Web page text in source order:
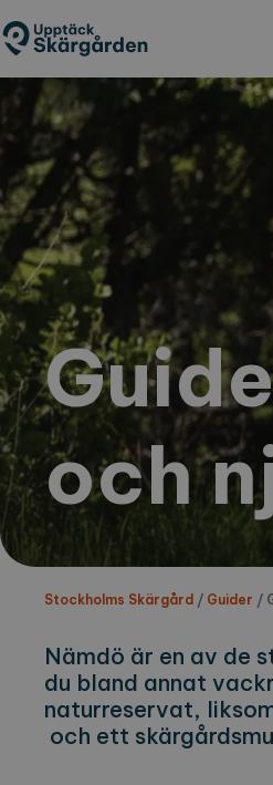
till
och
Stockholms Skärgård / Guider /
Nämdö är en av de
du bland annat
naturreservat,
och ett